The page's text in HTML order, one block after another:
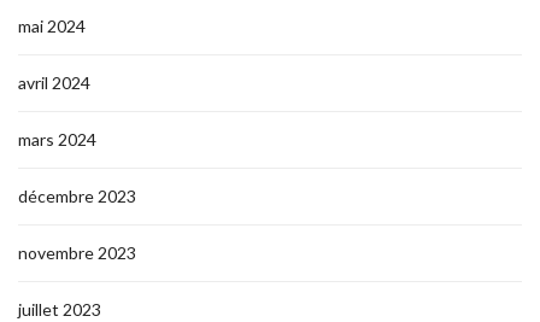
mai 2024
avril 2024
mars 2024
décembre 2023
novembre 2023
juillet 2023